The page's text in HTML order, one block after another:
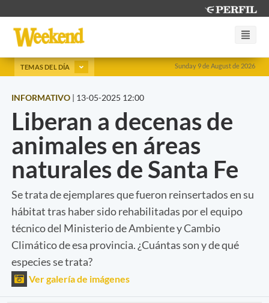
Sunday 9 de August de 2026
TEMAS DEL DÍA
INFORMATIVO | 13-05-2025 12:00
Liberan a decenas de
animales en áreas
naturales de Santa Fe
Se trata de ejemplares que fueron reinsertados en su
hábitat tras haber sido rehabilitadas por el equipo
técnico del Ministerio de Ambiente y Cambio
Climático de esa provincia. ¿Cuántas son y de qué
especies se trata?
Ver galería de imágenes